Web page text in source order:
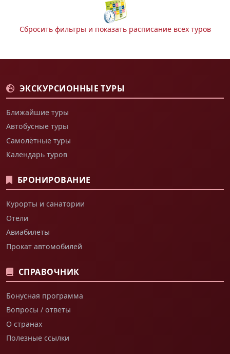
Сбросить фильтры и показать расписание всех туров
ЭКСКУРСИОННЫЕ ТУРЫ
Ближайшие туры
Автобусные туры
Самолётные туры
Календарь туров
БРОНИРОВАНИЕ
Курорты и санатории
Отели
Авиабилеты
Прокат автомобилей
СПРАВОЧНИК
Бонусная программа
Вопросы / ответы
О странах
Полезные ссылки